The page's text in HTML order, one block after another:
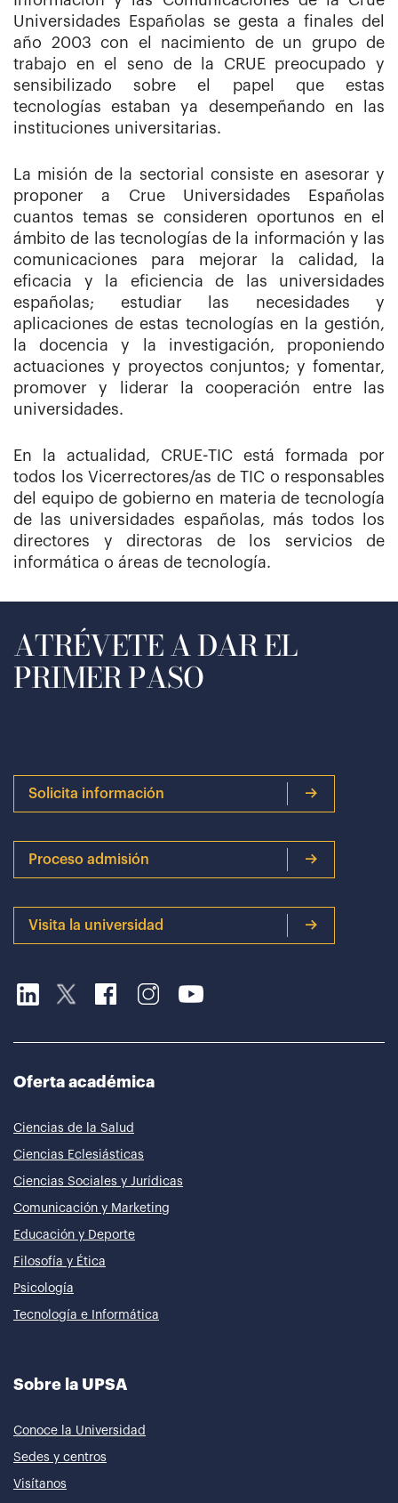
Universidades Españolas se gesta a finales del
año 2003 con el nacimiento de un grupo de
trabajo en el seno de la CRUE preocupado y
sensibilizado sobre el papel que estas
tecnologías estaban ya desempeñando en las
instituciones universitarias.
La misión de la sectorial consiste en asesorar y
proponer a Crue Universidades Españolas
cuantos temas se consideren oportunos en el
ámbito de las tecnologías de la información y las
comunicaciones para mejorar la calidad, la
eficacia y la eficiencia de las universidades
españolas; estudiar las necesidades y
aplicaciones de estas tecnologías en la gestión,
la docencia y la investigación, proponiendo
actuaciones y proyectos conjuntos; y fomentar,
promover y liderar la cooperación entre las
universidades.
En la actualidad, CRUE-TIC está formada por
todos los Vicerrectores/as de TIC o responsables
del equipo de gobierno en materia de tecnología
de las universidades españolas, más todos los
directores y directoras de los servicios de
informática o áreas de tecnología.
ATRÉVETE A DAR EL
PRIMER PASO
Solicita información
Proceso admisión
Visita la universidad
Oferta académica
Ciencias de la Salud
Ciencias Eclesiásticas
Ciencias Sociales y Jurídicas
Comunicación y Marketing
Educación y Deporte
Filosofía y Ética
Psicología
Tecnología e Informática
Sobre la UPSA
Conoce la Universidad
Sedes y centros
Visítanos